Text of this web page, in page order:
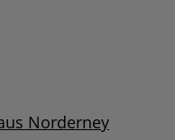
Norderney